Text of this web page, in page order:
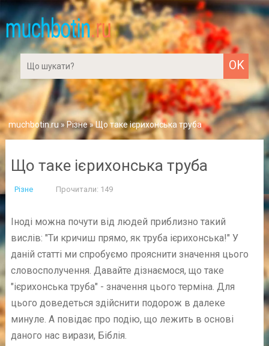
muchbotin.ru»Різне» Що таке ієрихонська труба
Що таке ієрихонська труба
Різне Прочитали: 149
Іноді можна почути від людей приблизно такий
вислів: "Ти кричиш прямо, як труба ієрихонська!" У
даній статті ми спробуємо прояснити значення цього
словосполучення. Давайте дізнаємося, що таке
"ієрихонська труба" - значення цього терміна. Для
цього доведеться здійснити подорож в далеке
минуле. А повідає про подію, що лежить в основі
даного нас вирази, Біблія.